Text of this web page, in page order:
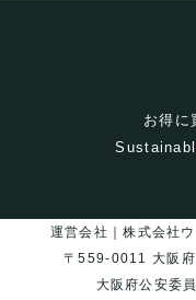
お得に
運営会社｜株式会社
〒559-0011 大阪
大阪府公安委